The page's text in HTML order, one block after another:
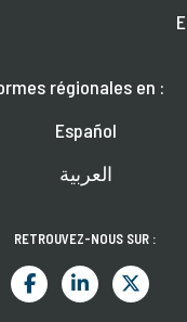
régionales en :
Español
العربية
RETROUVEZ-NOUS SUR :